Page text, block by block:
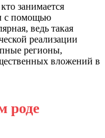
занимается
с помощью
ведь такая
реализации
регионы,
вложений в
роде